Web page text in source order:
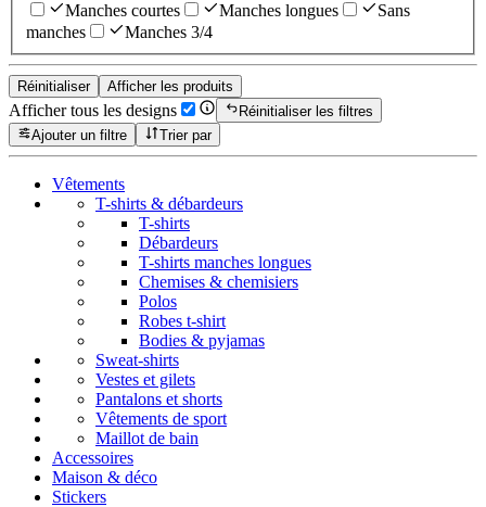
Manches courtes
Manches longues
Sans
manches
Manches 3/4
Réinitialiser Afficher les produits
Afficher tous les designs
Réinitialiser les filtres
Ajouter un filtre
Trier par
Vêtements
T-shirts & débardeurs
T-shirts
Débardeurs
T-shirts manches longues
Chemises & chemisiers
Polos
Robes t-shirt
Bodies & pyjamas
Sweat-shirts
Vestes et gilets
Pantalons et shorts
Vêtements de sport
Maillot de bain
Accessoires
Maison & déco
Stickers